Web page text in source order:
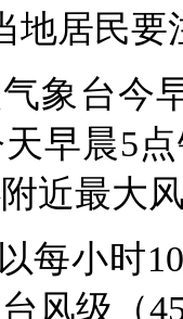
地居民
象台今
天早晨5
近最大
每小时
风级（